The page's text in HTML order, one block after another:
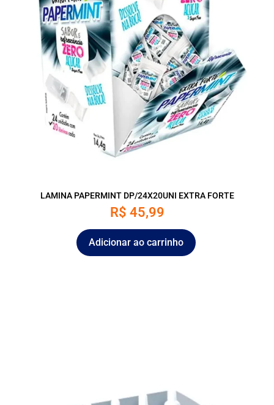
LAMINA PAPERMINT DP/24X20UNI EXTRA FORTE
R$ 45,99
Adicionar ao carrinho